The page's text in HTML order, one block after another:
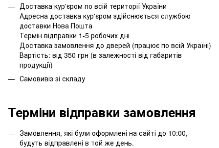
Доставка кур'єром по всій території України
Адресна доставка кур'єром здійснюється службою
доставки Нова Пошта
Термін відправки 1-5 робочих дні
Доставка замовлення до дверей (працює по всій Україні)
Вартість: від 350 грн (в залежності від габаритів
продукції)
Самовивіз зі складу
Терміни відправки замовлення
Замовлення, які були оформлені на сайті до 10:00,
будуть відправлені в той же день.